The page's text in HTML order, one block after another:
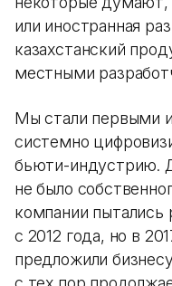
или иностранная
казахстанский
местными
Мы стали первыми
системно
бьюти-индустрию.
не было
компании пытались
с 2012 года, но в
предложили